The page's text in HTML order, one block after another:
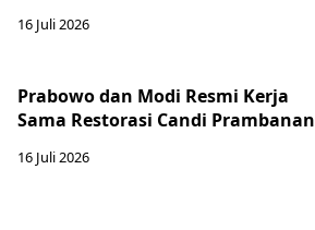
16 Juli 2026
Prabowo dan Modi Resmi Kerja
Sama Restorasi Candi Prambanan
16 Juli 2026